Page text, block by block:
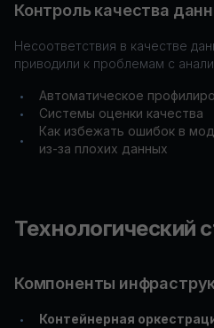
Контроль качества
Несоответствия в качестве
приводили к проблемам с
• Автоматическое
• Системы оценки качества
•
Как избежать ошибок в
из-за плохих данных
Технологический
Компоненты
• Контейнерная